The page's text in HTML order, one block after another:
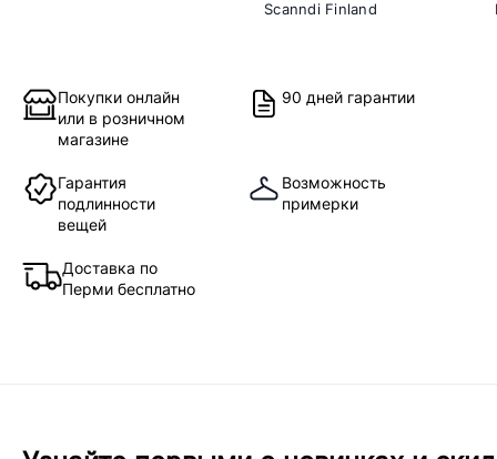
Scanndi Finland
Покупки онлайн
или в розничном
магазине
90 дней гарантии
Гарантия
подлинности
вещей
Возможность
примерки
Доставка по
Перми бесплатно